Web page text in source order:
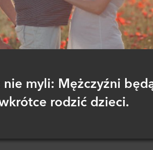
nie myli: Mężczyźni
rodzić dzieci.